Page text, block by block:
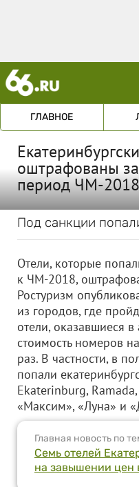
ГЛАВНОЕ
оштрафованы
период ЧМ-2018
Под санкции
Отели, которые
к ЧМ-2018,
Ростуризм
из городов, где
отели, оказавшиеся
стоимость номеров
раз. В частности, в
попали
Ekaterinburg,
«Максим», «Луна» и
Главная новость по
Семь отелей
на завышении цен